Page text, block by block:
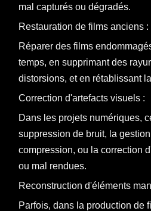
mal capturés ou dégradés.
Restauration de films anciens :
Réparer des films
temps, en supprimant des
distorsions, et en rétablissant
Correction d'artefacts visuels :
Dans les projets numériques,
suppression de bruit, la
compression, ou la correction
ou mal rendues.
Reconstruction d'éléments
Parfois, dans la production de